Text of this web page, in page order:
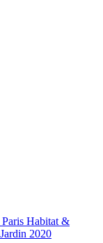
Paris Habitat &
2020